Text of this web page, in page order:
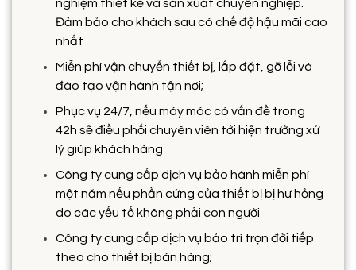
nghiệm thiết kế và sản xuất chuyên nghiệp.
Đảm bảo cho khách sau có chế độ hậu mãi cao
nhất
Miễn phí vận chuyển thiết bị, lắp đặt, gỡ lỗi và
đào tạo vận hành tận nơi;
Phục vụ 24/7, nếu máy móc có vấn đề trong
42h sẽ điều phối chuyên viên tới hiện trường xử
lý giúp khách hàng
Công ty cung cấp dịch vụ bảo hành miễn phí
một năm nếu phần cứng của thiết bị bị hư hỏng
do các yếu tố không phải con người
Công ty cung cấp dịch vụ bảo trì trọn đời tiếp
theo cho thiết bị bán hàng;